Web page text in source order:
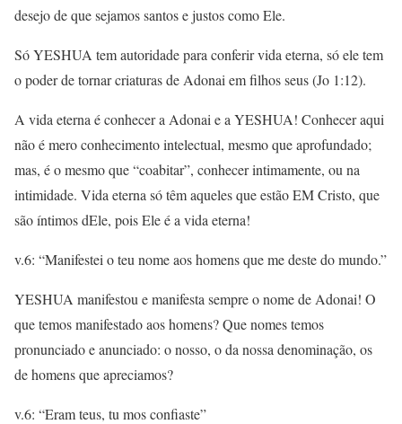
desejo de que sejamos santos e justos como Ele.
Só YESHUA tem autoridade para conferir vida eterna, só ele tem
o poder de tornar criaturas de Adonai em filhos seus (Jo 1:12).
A vida eterna é conhecer a Adonai e a YESHUA! Conhecer aqui
não é mero conhecimento intelectual, mesmo que aprofundado;
mas, é o mesmo que “coabitar”, conhecer intimamente, ou na
intimidade. Vida eterna só têm aqueles que estão EM Cristo, que
são íntimos dEle, pois Ele é a vida eterna!
v.6: “Manifestei o teu nome aos homens que me deste do mundo.”
YESHUA manifestou e manifesta sempre o nome de Adonai! O
que temos manifestado aos homens? Que nomes temos
pronunciado e anunciado: o nosso, o da nossa denominação, os
de homens que apreciamos?
v.6: “Eram teus, tu mos confiaste”